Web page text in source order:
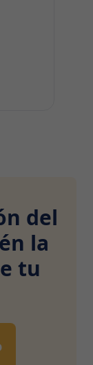
del
la
tu